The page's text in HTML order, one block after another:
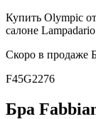
Купить Olympic
салоне
Скоро в продаже
F45G2276
Бра